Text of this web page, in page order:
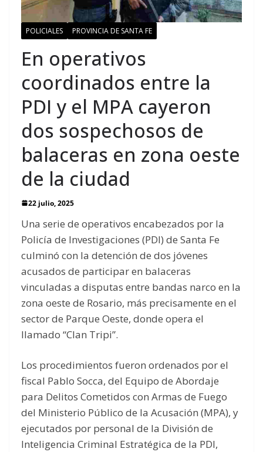
POLICIALES PROVINCIA DE SANTA FE
En operativos
coordinados entre la
PDI y el MPA cayeron
dos sospechosos de
balaceras en zona oeste
de la ciudad
22 julio, 2025
Una serie de operativos encabezados por la
Policía de Investigaciones (PDI) de Santa Fe
culminó con la detención de dos jóvenes
acusados de participar en balaceras
vinculadas a disputas entre bandas narco en la
zona oeste de Rosario, más precisamente en el
sector de Parque Oeste, donde opera el
llamado “Clan Tripi”.
Los procedimientos fueron ordenados por el
fiscal Pablo Socca, del Equipo de Abordaje
para Delitos Cometidos con Armas de Fuego
del Ministerio Público de la Acusación (MPA), y
ejecutados por personal de la División de
Inteligencia Criminal Estratégica de la PDI,